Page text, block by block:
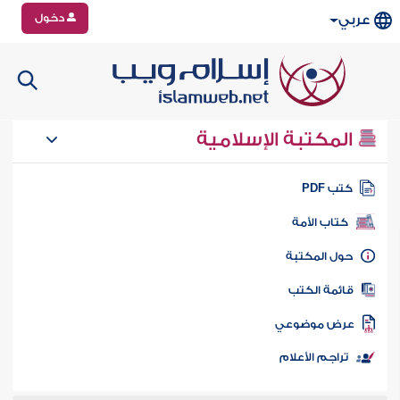
عربي دخول
المكتبة الإسلامية
كتب PDF
كتاب الأمة
المكتبة
الكتب
موضوعي